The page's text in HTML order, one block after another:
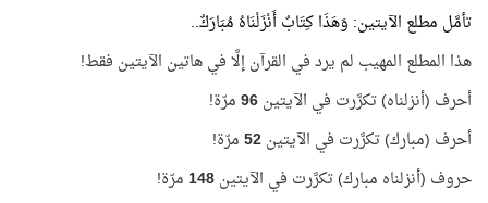
تأمَّل مطلع الآيتين: وَهَذَا كِتَابٌ أَنْزَلْنَاهُ مُبَارَكٌ..
هذا المطلع المهيب لم يرد في القرآن إلَّا في هاتين الآيتين فقط!
أحرف (أنزلناه) تكرَّرت في الآيتين96مرّة!
أحرف (مبارك) تكرَّرت في الآيتين52مرّة!
حروف (أنزلناه مبارك) تكرَّرت في الآيتين148مرّة!